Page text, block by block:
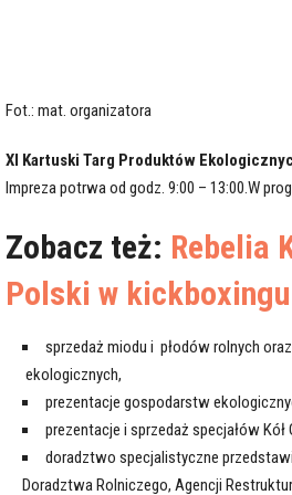
Fot.: mat. organizatora
XI Kartuski Targ Produktów
Impreza potrwa od godz. 9:00 – 13:00.W
Zobacz też: Rebelia
Polski w
sprzedaż miodu i płodów rolnych
ekologicznych,
prezentacje gospodarstw
prezentacje i sprzedaż specjałów Kół
doradztwo specjalistyczne
Doradztwa Rolniczego, Agencji